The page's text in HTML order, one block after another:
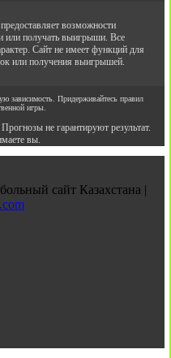
возможности
или получать выигрыши. Все
Сайт не имеет функций для
или получения выигрышей.
зависимость. Придерживайтесь правил
игры.
не гарантируют результат.
вы.
сайт Казахстана |